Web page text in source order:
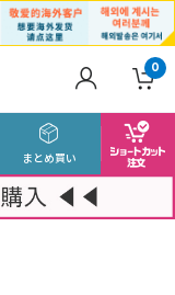
0
まとめ買い